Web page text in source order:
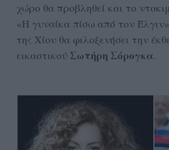
χώρο θα προβληθεί και το
«Η γυναίκα πίσω από τον
της Χίου θα φιλοξενήσει την
εικαστικού Σωτήρη Σόρογκα.